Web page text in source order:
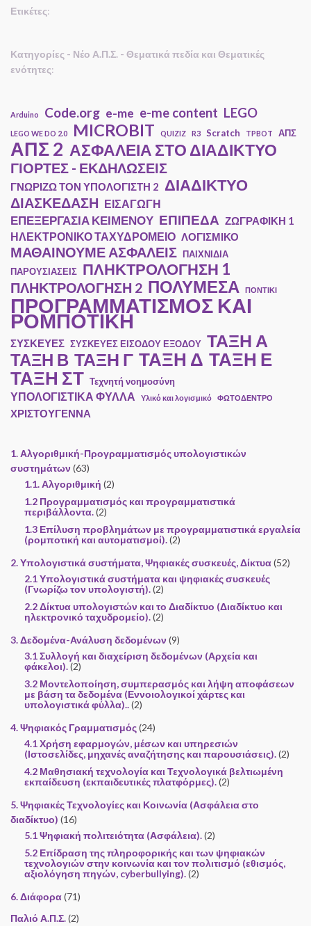
Ετικέτες:
Κατηγορίες - Νέο Α.Π.Σ. - Θεματικά πεδία και Θεματικές
ενότητες:
Arduino Code.org e-me e-me content LEGO
LEGO WE DO 2.0 MICROBIT QUIZIZ R3 Scratch TPBOT ΑΠΣ
ΑΠΣ 2 ΑΣΦΑΛΕΙΑ ΣΤΟ ΔΙΑΔΙΚΤΥΟ
ΓΙΟΡΤΕΣ - ΕΚΔΗΛΩΣΕΙΣ
ΓΝΩΡΙΖΩ ΤΟΝ ΥΠΟΛΟΓΙΣΤΗ 2 ΔΙΑΔΙΚΤΥΟ
ΔΙΑΣΚΕΔΑΣΗ ΕΙΣΑΓΩΓΗ
ΕΠΕΞΕΡΓΑΣΙΑ ΚΕΙΜΕΝΟΥ ΕΠΙΠΕΔΑ ΖΩΓΡΑΦΙΚΗ 1
ΗΛΕΚΤΡΟΝΙΚΟ ΤΑΧΥΔΡΟΜΕΙΟ ΛΟΓΙΣΜΙΚΟ
ΜΑΘΑΙΝΟΥΜΕ ΑΣΦΑΛΕΙΣ ΠΑΙΧΝΙΔΙΑ
ΠΑΡΟΥΣΙΑΣΕΙΣ ΠΛΗΚΤΡΟΛΟΓΗΣΗ 1
ΠΛΗΚΤΡΟΛΟΓΗΣΗ 2 ΠΟΛΥΜΕΣΑ ΠΟΝΤΙΚΙ
ΠΡΟΓΡΑΜΜΑΤΙΣΜΟΣ ΚΑΙ
ΡΟΜΠΟΤΙΚΗ
ΣΥΣΚΕΥΕΣ ΣΥΣΚΕΥΕΣ ΕΙΣΟΔΟΥ ΕΞΟΔΟΥ ΤΑΞΗ Α
ΤΑΞΗ Β ΤΑΞΗ Γ ΤΑΞΗ Δ ΤΑΞΗ Ε
ΤΑΞΗ ΣΤ Τεχνητή νοημοσύνη
ΥΠΟΛΟΓΙΣΤΙΚΑ ΦΥΛΛΑ Υλικό και λογισμικό ΦΩΤΟΔΕΝΤΡΟ
ΧΡΙΣΤΟΥΓΕΝΝΑ
1. Αλγοριθμική-Προγραμματισμός υπολογιστικών
συστημάτων(63)
1.1. Αλγοριθμική (2)
1.2 Προγραμματισμός και προγραμματιστικά
περιβάλλοντα.(2)
1.3 Επίλυση προβλημάτων με προγραμματιστικά εργαλεία
(ρομποτική και αυτοματισμοί).(2)
2. Υπολογιστικά συστήματα, Ψηφιακές συσκευές, Δίκτυα(52)
2.1 Υπολογιστικά συστήματα και ψηφιακές συσκευές
(Γνωρίζω τον υπολογιστή).(2)
2.2 Δίκτυα υπολογιστών και το Διαδίκτυο (Διαδίκτυο και
ηλεκτρονικό ταχυδρομείο).(2)
3. Δεδομένα-Ανάλυση δεδομένων(9)
3.1 Συλλογή και διαχείριση δεδομένων (Αρχεία και
φάκελοι).(2)
3.2 Μοντελοποίηση, συμπερασμός και λήψη αποφάσεων
με βάση τα δεδομένα (Εννοιολογικοί χάρτες και
υπολογιστικά φύλλα)..(2)
4. Ψηφιακός Γραμματισμός(24)
4.1 Χρήση εφαρμογών, μέσων και υπηρεσιών
(Ιστοσελίδες, μηχανές αναζήτησης και παρουσιάσεις).(2)
4.2 Μαθησιακή τεχνολογία και Τεχνολογικά βελτιωμένη
εκπαίδευση (εκπαιδευτικές πλατφόρμες).(2)
5. Ψηφιακές Τεχνολογίες και Κοινωνία (Ασφάλεια στο
διαδίκτυο) (16)
5.1 Ψηφιακή πολιτειότητα (Ασφάλεια).(2)
5.2 Επίδραση της πληροφορικής και των ψηφιακών
τεχνολογιών στην κοινωνία και τον πολιτισμό (εθισμός,
αξιολόγηση πηγών, cyberbullying).(2)
6. Διάφορα(71)
Παλιό Α.Π.Σ.(2)